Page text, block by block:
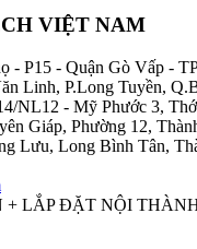
VIỆT NAM
- P15 - Quận Gò Vấp -
Linh, P.Long Tuyền,
NL12 - Mỹ Phước 3,
Giáp, Phường 12,
Lưu, Long Bình Tân,
LẮP ĐẶT NỘI